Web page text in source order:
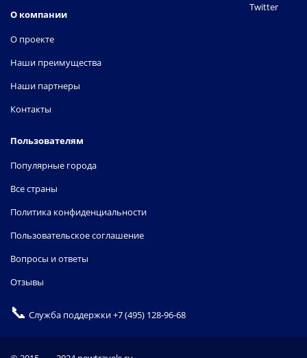
О компании
О проекте
Наши преимущества
Наши партнеры
Контакты
Пользователям
Популярные города
Все страны
Политика конфиденциальности
Пользовательское соглашение
Вопросы и ответы
Отзывы
Twitter
📞 Служба поддержки+7 (495) 128-96-68